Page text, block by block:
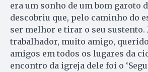
era um sonho de um bom garoto
descobriu que, pelo caminho do
ser melhor e tirar o seu sustento.
trabalhador, muito amigo,
amigos em todos os lugares da
encontro da igreja dele foi o